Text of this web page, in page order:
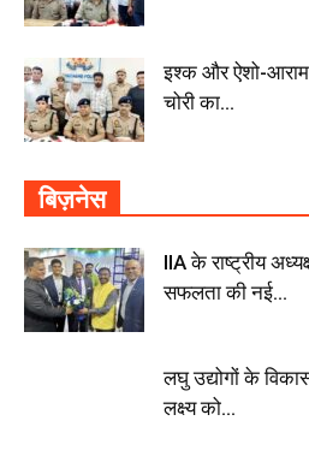
इश्क और ऐशो-आराम
चोरी का...
बिज़नेस
IIA के राष्ट्रीय
सफलता की नई...
लघु उद्योगों के
लक्ष्य को...